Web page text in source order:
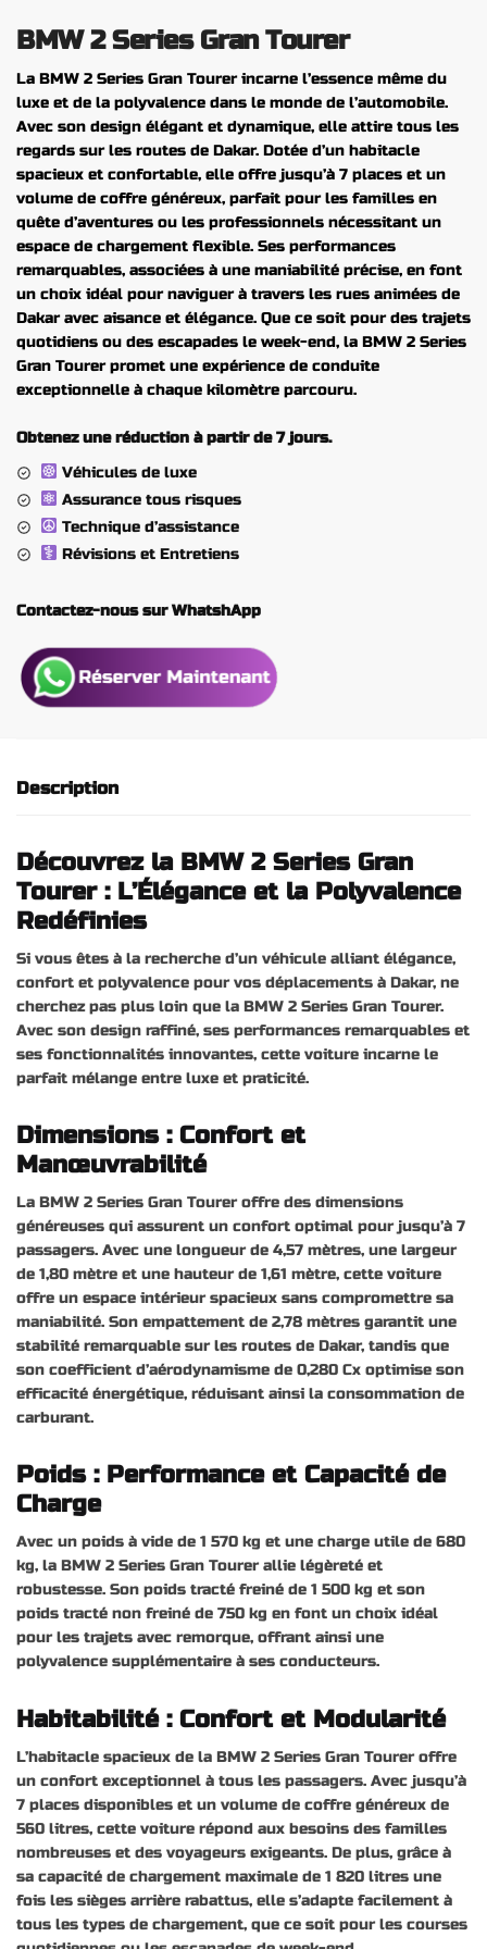
BMW 2 Series Gran Tourer
La BMW 2 Series Gran Tourer incarne l’essence même du
luxe et de la polyvalence dans le monde de l’automobile.
Avec son design élégant et dynamique, elle attire tous les
regards sur les routes de Dakar. Dotée d’un habitacle
spacieux et confortable, elle offre jusqu’à 7 places et un
volume de coffre généreux, parfait pour les familles en
quête d’aventures ou les professionnels nécessitant un
espace de chargement flexible. Ses performances
remarquables, associées à une maniabilité précise, en font
un choix idéal pour naviguer à travers les rues animées de
Dakar avec aisance et élégance. Que ce soit pour des trajets
quotidiens ou des escapades le week-end, la BMW 2 Series
Gran Tourer promet une expérience de conduite
exceptionnelle à chaque kilomètre parcouru.
Obtenez une réduction à partir de 7 jours.
Véhicules de luxe
Assurance tous risques
Technique d’assistance
Révisions et Entretiens
Contactez-nous sur WhatshApp
Description
Découvrez la BMW 2 Series Gran
Tourer : L’Élégance et la Polyvalence
Redéfinies
Si vous êtes à la recherche d’un véhicule alliant élégance,
confort et polyvalence pour vos déplacements à Dakar, ne
cherchez pas plus loin que la BMW 2 Series Gran Tourer.
Avec son design raffiné, ses performances remarquables et
ses fonctionnalités innovantes, cette voiture incarne le
parfait mélange entre luxe et praticité.
Dimensions : Confort et
Manœuvrabilité
La BMW 2 Series Gran Tourer offre des dimensions
généreuses qui assurent un confort optimal pour jusqu’à 7
passagers. Avec une longueur de 4,57 mètres, une largeur
de 1,80 mètre et une hauteur de 1,61 mètre, cette voiture
offre un espace intérieur spacieux sans compromettre sa
maniabilité. Son empattement de 2,78 mètres garantit une
stabilité remarquable sur les routes de Dakar, tandis que
son coefficient d’aérodynamisme de 0,280 Cx optimise son
efficacité énergétique, réduisant ainsi la consommation de
carburant.
Poids : Performance et Capacité de
Charge
Avec un poids à vide de 1 570 kg et une charge utile de 680
kg, la BMW 2 Series Gran Tourer allie légèreté et
robustesse. Son poids tracté freiné de 1 500 kg et son
poids tracté non freiné de 750 kg en font un choix idéal
pour les trajets avec remorque, offrant ainsi une
polyvalence supplémentaire à ses conducteurs.
Habitabilité : Confort et Modularité
L’habitacle spacieux de la BMW 2 Series Gran Tourer offre
un confort exceptionnel à tous les passagers. Avec jusqu’à
7 places disponibles et un volume de coffre généreux de
560 litres, cette voiture répond aux besoins des familles
nombreuses et des voyageurs exigeants. De plus, grâce à
sa capacité de chargement maximale de 1 820 litres une
fois les sièges arrière rabattus, elle s’adapte facilement à
tous les types de chargement, que ce soit pour les courses